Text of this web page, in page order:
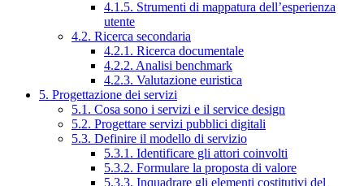
4.1.5. Strumenti di mappatura dell’esperienza
utente
4.2. Ricerca secondaria
4.2.1. Ricerca documentale
4.2.2. Analisi benchmark
4.2.3. Valutazione euristica
5. Progettazione dei servizi
5.1. Cosa sono i servizi e il service design
5.2. Progettare servizi pubblici digitali
5.3. Definire il modello di servizio
5.3.1. Identificare gli attori coinvolti
5.3.2. Formulare la proposta di valore
5.3.3. Inquadrare gli elementi costitutivi del